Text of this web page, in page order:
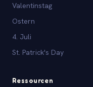
Valentinstag
Ostern
4. Juli
St. Patrick's Day
Ressourcen